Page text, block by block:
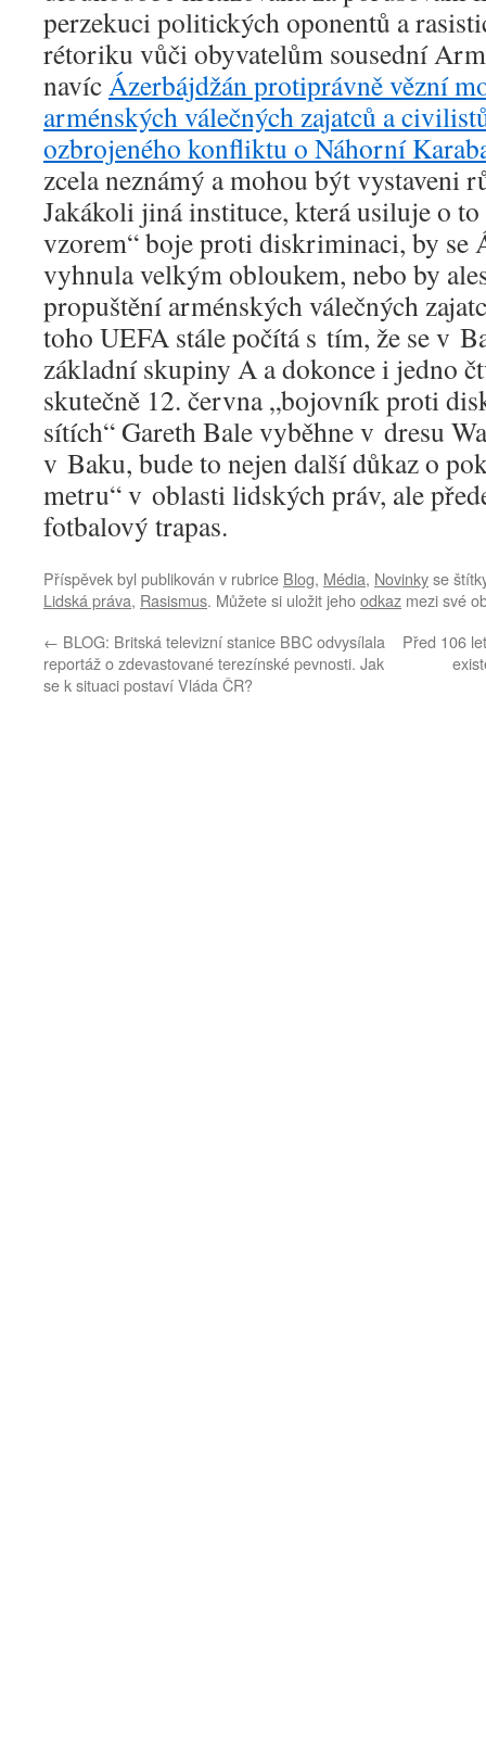
perzekuci politických oponentů a
rétoriku vůči obyvatelům sousední
navícÁzerbájdžán protiprávně vězní
arménských válečných zajatců a
ozbrojeného konfliktu o Náhorní
zcela neznámý a mohou být vystaveni
Jakákoli jiná instituce, která usiluje o
vzorem“ boje proti diskriminaci, by se
vyhnula velkým obloukem, nebo by
propuštění arménských válečných
toho UEFA stále počítá s tím, že se v
základní skupiny A a dokonce i jedno
skutečně 12. června „bojovník proti
sítích“ Gareth Bale vyběhne v dresu
v Baku, bude to nejen další důkaz o
metru“ v oblasti lidských práv, ale
fotbalový trapas.
Příspěvek byl publikován v rubrice Blog, Média, Novinkyse
Lidská práva, Rasismus. Můžete si uložit jehoodkaz mezi své
← BLOG: Britská televizní stanice BBC odvysílala
reportáž o zdevastované terezínské pevnosti. Jak
se k situaci postaví Vláda ČR?
Před 106